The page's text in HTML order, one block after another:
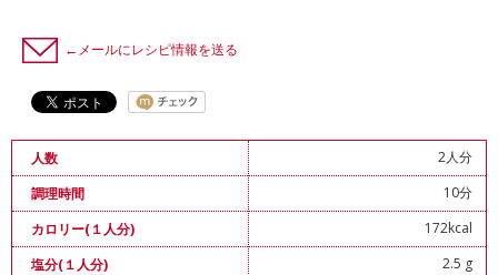
←メールにレシピ情報を送る
人数
2人分
調理時間
10分
カロリー(１人分)
172kcal
塩分(１人分)
2.5 g